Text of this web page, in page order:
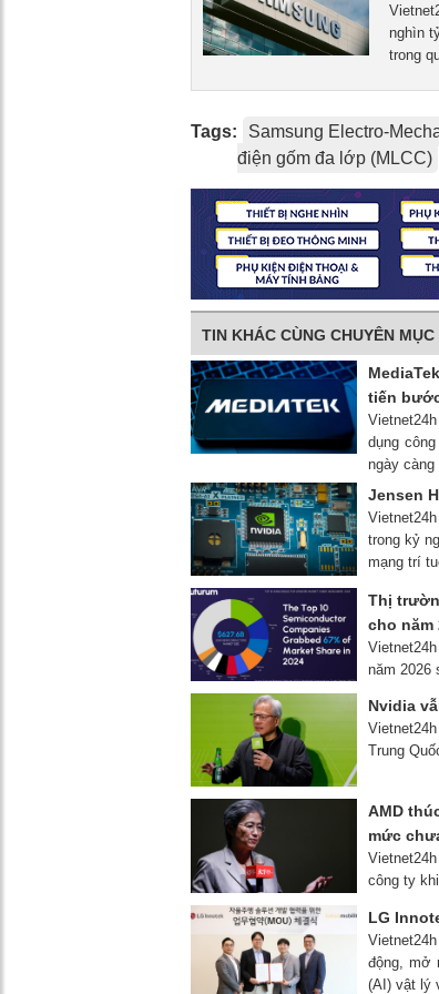
nghìn
trong
Tags: Samsung Electro-
điện gốm đa lớp (MLCC)
TIN KHÁC CÙNG CHUYÊN MỤC
tiến
dụng
ngày càng
Jensen
trong kỷ
mạng trí
Thị
cho năm
năm 2026
Nvidia
Trung
AMD
mức
công ty
LG
động, mở
(AI) vật lý